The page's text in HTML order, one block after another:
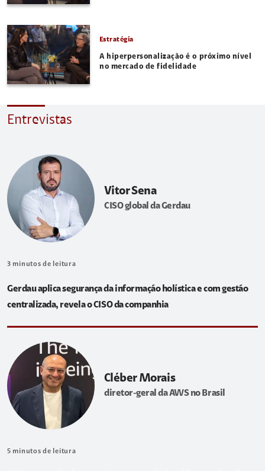
Estratégia
A hiperpersonalização é o próximo nível
no mercado de fidelidade
Entrevistas
Vitor Sena
CISO global da Gerdau
3 minutos de leitura
Gerdau aplica segurança da informação holística e com gestão
centralizada, revela o CISO da companhia
Cléber Morais
diretor-geral da AWS no Brasil
5 minutos de leitura